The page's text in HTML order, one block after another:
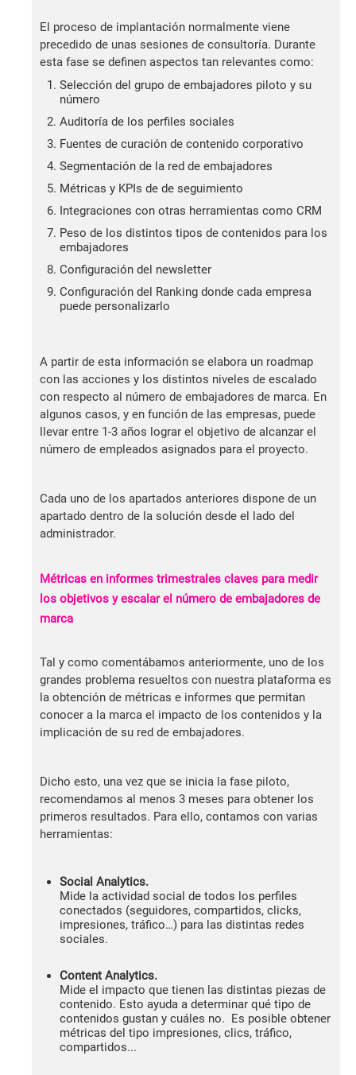
El proceso de implantación normalmente viene
precedido de unas sesiones de consultoría. Durante
esta fase se definen aspectos tan relevantes como:
Selección del grupo de embajadores piloto y su
número
Auditoría de los perfiles sociales
Fuentes de curación de contenido corporativo
Segmentación de la red de embajadores
Métricas y KPIs de de seguimiento
Integraciones con otras herramientas como CRM
Peso de los distintos tipos de contenidos para los
embajadores
Configuración del newsletter
Configuración del Ranking donde cada empresa
puede personalizarlo
A partir de esta información se elabora un roadmap
con las acciones y los distintos niveles de escalado
con respecto al número de embajadores de marca. En
algunos casos, y en función de las empresas, puede
llevar entre 1-3 años lograr el objetivo de alcanzar el
número de empleados asignados para el proyecto.
Cada uno de los apartados anteriores dispone de un
apartado dentro de la solución desde el lado del
administrador.
Métricas en informes trimestrales claves para medir
los objetivos y escalar el número de embajadores de
marca
Tal y como comentábamos anteriormente, uno de los
grandes problema resueltos con nuestra plataforma es
la obtención de métricas e informes que permitan
conocer a la marca el impacto de los contenidos y la
implicación de su red de embajadores.
Dicho esto, una vez que se inicia la fase piloto,
recomendamos al menos 3 meses para obtener los
primeros resultados. Para ello, contamos con varias
herramientas:
Social Analytics.
Mide la actividad social de todos los perfiles
conectados (seguidores, compartidos, clicks,
impresiones, tráfico…) para las distintas redes
sociales.
Content Analytics.
Mide el impacto que tienen las distintas piezas de
contenido. Esto ayuda a determinar qué tipo de
contenidos gustan y cuáles no. Es posible obtener
métricas del tipo impresiones, clics, tráfico,
compartidos...